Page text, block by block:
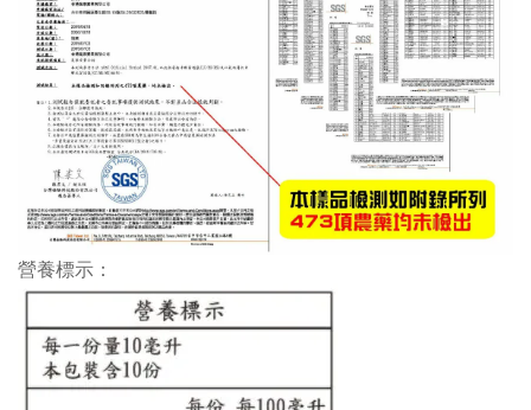
營養標示：